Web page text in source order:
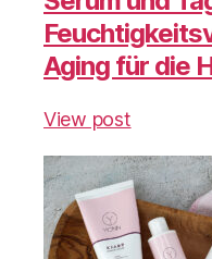
Aging für die
View post